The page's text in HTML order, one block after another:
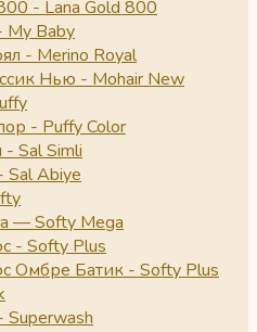
- Lana Gold 800
Baby
- Merino Royal
Нью - Mohair New
- Puffy Color
Sal Simli
Abiye
— Softy Mega
- Softy Plus
Омбре Батик - Softy Plus